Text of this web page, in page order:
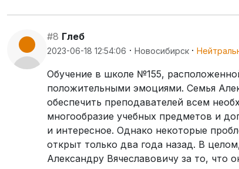
#8 Глеб
2023-06-18 12:54:06 · Новосибирск ·
Обучение в школе №155,
положительными эмоциями. Семья
обеспечить преподавателей всем
многообразие учебных предметов и
и интересное. Однако некоторые
открыт только два года назад. В
Александру Вячеславовичу за то, что